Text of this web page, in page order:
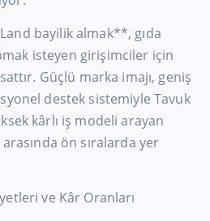
bayilik almak**, gıda
isteyen girişimciler için
Güçlü marka imajı, geniş
destek sistemiyle Tavuk
kârlı iş modeli arayan
ön sıralarda yer
ve Kâr Oranları